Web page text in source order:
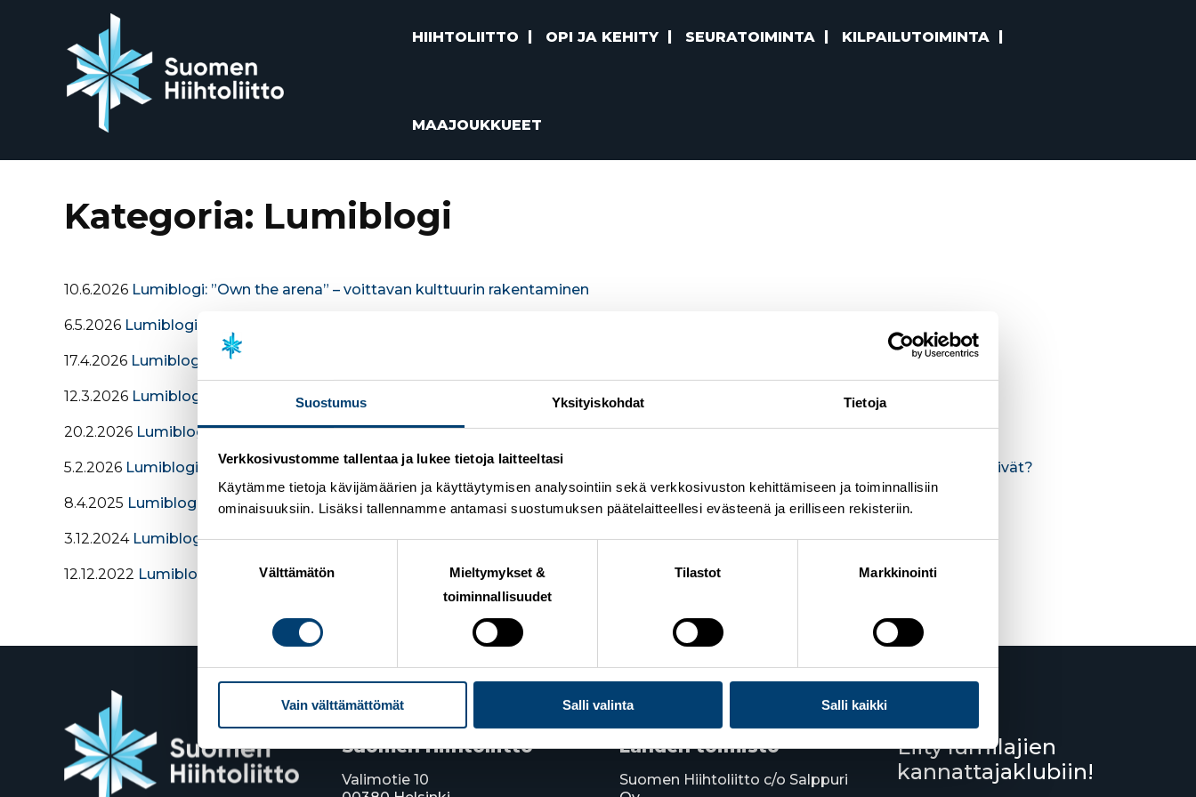
Suostumus Yksityiskohdat Tietoja
Verkkosivustomme tallentaa ja lukee tietoja laitteeltasi
Käytämme tietoja kävijämäärien ja käyttäytymisen analysointiin sekä verkkosivuston kehittämiseen ja toiminnallisiin
ominaisuuksiin. Lisäksi tallennamme antamasi suostumuksen päätelaitteellesi evästeenä ja erilliseen rekisteriin.
Suostumuksen
Välttämätön
Mieltymykset &
toiminnallisuudet
Tilastot Markkinointi
Vain välttämättömät Salli valinta Salli kaikki
HIIHTOLIITTO OPI JA KEHITY SEURATOIMINTA KILPAILUTOIMINTA
MAAJOUKKUEET
Kategoria: Lumiblogi
10.6.2026 Lumiblogi: ”Own the arena” – voittavan kulttuurin rakentaminen
6.5.2026 Lumiblogi: Luottamus ja avoimuus joukkueen pelinrakentajina
17.4.2026 Lumiblogi: Muutoksen johtaminen on arjen valintoja – ”Tärkeintä on edetä ja oppia matkan varrella”
12.3.2026 Lumiblogi: Fluorittomuus lumiurheilussa – yhteistyöllä kohti reilumpaa kilpailua
20.2.2026 Lumiblogi: Milano-Cortina 2026 – mitaliunelmien backstagella
5.2.2026 Lumiblogi: ”Kun olympialaiset alkavat, näyttämö on silloin valmis urheilijoille” – kuinka Val di Fiemmen olympialadut syntyivät?
8.4.2025 Lumiblogi: Suomen vilkkain hiihtostadion löytyy Tampereelta
3.12.2024 Lumiblogi: Seurayhteistyö – miksi ja miten?
12.12.2022 Lumiblogi: Lumelle on kysyntää
Suomen Hiihtoliitto
Valimotie 10
Lahden toimisto
Suomen Hiihtoliitto c/o Salppuri
Liity lumilajien
kannattajaklubiin!